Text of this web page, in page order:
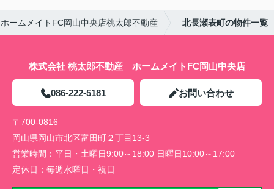
ームメイトFC岡山中央店桃太郎不動産 北長瀬表町の物件一覧
株式会社 桃太郎不動産 ホームメイトFC岡山中央店
086-222-5181 お問い合わせ
〒700-0816
岡山県岡山市北区富田町２丁目13-3
営業時間： 平日・土曜日9:00～18:00 日曜日10:00～17:00
定休日： 毎週水曜日・祝日